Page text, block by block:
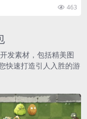
463
发素材，包括精美图
快速打造引人入胜的游